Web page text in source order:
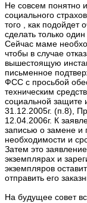
Не совсем понятно
социального
того , как подойдет
сделать только
Сейчас маме
чтобы в случае
вышестоящую
письменное
ФСС с просьбой
техническим
социальной защите
31.12.2005г. (п.8),
12.04.2006г. К
записью о замене и
необходимости и
Затем это
экземплярах и
экземпляров
отправить его
На будущее совет